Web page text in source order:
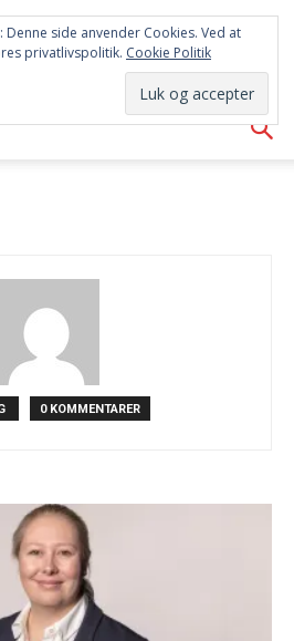
SYD
AVISEN
0 KOMMENTARER
side anvender Cookies. Ved at
privatlivspolitik. Cookie Politik